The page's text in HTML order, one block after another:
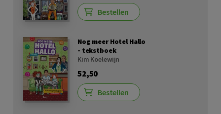
Bestellen
Nog meer Hotel Hallo
- tekstboek
Kim Koelewijn
52,50
Bestellen